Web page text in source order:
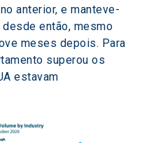
anterior, e manteve-
então, mesmo
meses depois. Para
superou os
estavam